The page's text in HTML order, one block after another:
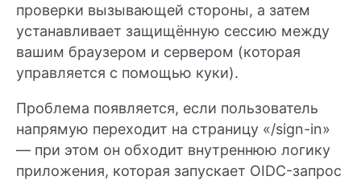
проверки вызывающей стороны, а затем
устанавливает защищённую сессию между
вашим браузером и сервером (которая
управляется с помощью куки).
Проблема появляется, если пользователь
напрямую переходит на страницу «/sign-in»
— при этом он обходит внутреннюю логику
приложения, которая запускает OIDC-запрос